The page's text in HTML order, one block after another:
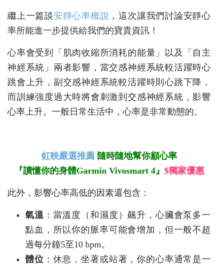
繼上一篇談安靜心率概說 ，這次讓我們討論安靜心
率所能進一步提供給我們的寶貴資訊！
心率會受到「肌肉收縮所消耗的能量」以及「自主
神經系統」兩者影響，當交感神經系統較活躍時心
跳會上升，副交感神經系統較活躍時則心跳下降，
而訓練強度過大時將會刺激到交感神經系統，影響
心率上升。一般日常生活中，心率是非常動態的。
虹映嚴選推薦 隨時隨地幫你顧心率
『讀懂你的身體Garmin Vivosmart 4』 $獨家優惠
此外，影響心率高低的因素還包含：
氣溫 ：當溫度（和濕度）飆升，心臟會泵多一
點血，所以你的脈率可能會增加，但一般不超
過每分鐘5至10 bpm。
體位 ：休息，坐著或站著，你的心率通常是一